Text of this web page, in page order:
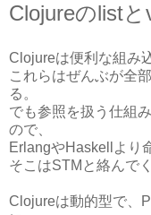
Clojureのlist
Clojureは便利な組み
これらはぜんぶが全
る。
でも参照を扱う仕組
ので、
ErlangやHaskellより
そこはSTMと絡んで
Clojureは動的型で、